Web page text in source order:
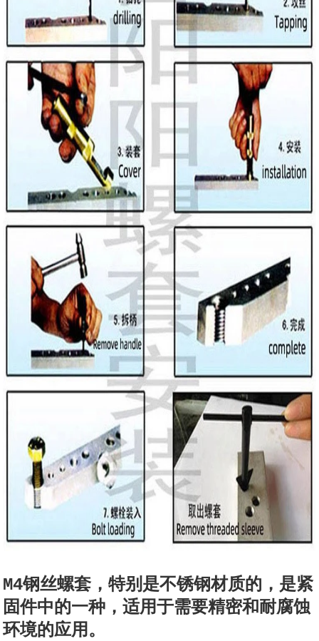
M4钢丝螺套，特别是不锈钢材质的，是紧
固件中的一种，适用于需要精密和耐腐蚀
环境的应用。